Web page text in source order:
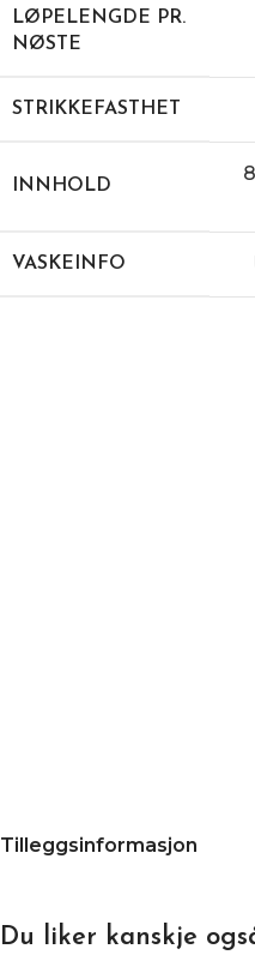
LØPELENGDE PR.
NØSTE
STRIKKEFASTHET
INNHOLD
VASKEINFO
Tilleggsinformasjon
Du liker kanskje